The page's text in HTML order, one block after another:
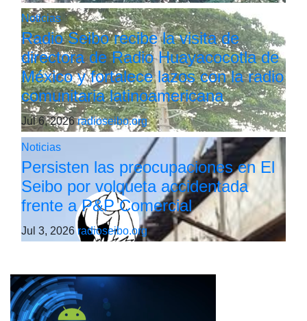
Noticias
Radio Seibo recibe la visita de
directora de Radio Huayacocotla de
México y fortalece lazos con la radio
comunitaria latinoamericana
Jul 6, 2026radioseibo.org
Noticias
Persisten las preocupaciones en El
Seibo por volqueta accidentada
frente a P&P Comercial
Jul 3, 2026radioseibo.org